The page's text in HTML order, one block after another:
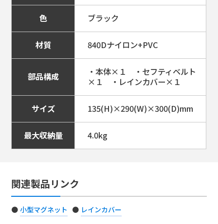
#タンクバッグ
タンクバッグST（グレー）
以下より選択ください。
色 ブラック
材質 840Dナイロン+PVC
部品構成
・本体×１ ・セフティベルト
×１ ・レインカバー×１
サイズ 135(H)×290(W)×300(D)mm
最大収納量 4.0kg
関連製品リンク
小型マグネット レインカバー